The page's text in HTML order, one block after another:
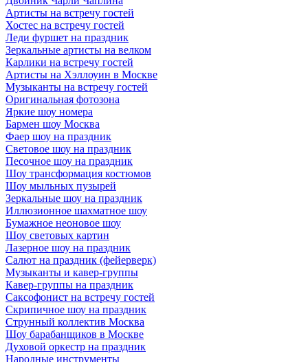
Артисты на встречу гостей
Хостес на встречу гостей
Леди фуршет на праздник
Зеркальные артисты на велком
Карлики на встречу гостей
Артисты на Хэллоуин в Москве
Музыканты на встречу гостей
Оригинальная фотозона
Яркие шоу номера
Бармен шоу Москва
Фаер шоу на праздник
Световое шоу на праздник
Песочное шоу на праздник
Шоу трансформация костюмов
Шоу мыльных пузырей
Зеркальные шоу на праздник
Иллюзионное шахматное шоу
Бумажное неоновое шоу
Шоу световых картин
Лазерное шоу на праздник
Салют на праздник (фейерверк)
Музыканты и кавер-группы
Кавер-группы на праздник
Саксофонист на встречу гостей
Скрипичное шоу на праздник
Струнный коллектив Москва
Шоу барабанщиков в Москве
Духовой оркестр на праздник
Народные инструменты